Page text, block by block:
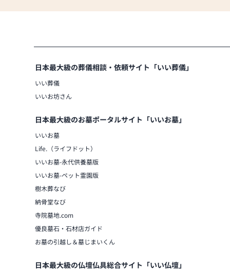
日本最大級の葬儀相談・依頼サイト「いい葬儀」
いい葬儀
いいお坊さん
日本最大級のお墓ポータルサイト「いいお墓」
いいお墓
Life.（ライフドット）
いいお墓-永代供養墓版
いいお墓-ペット霊園版
樹木葬なび
納骨堂なび
寺院墓地.com
優良墓石・石材店ガイド
お墓の引越し＆墓じまいくん
日本最大級の仏壇仏具総合サイト「いい仏壇」